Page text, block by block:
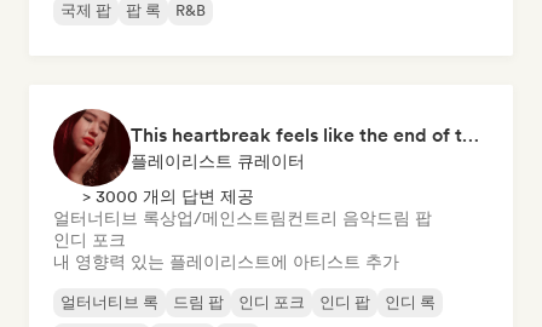
국제 팝
팝 록 R&B
This heartbreak feels like the end of the world
플레이리스트 큐레이터
> 3000 개의 답변 제공
얼터너티브 록상업/메인스트림컨트리 음악드림 팝
인디 포크
내 영향력 있는 플레이리스트에 아티스트 추가
얼터너티브 록 드림 팝 인디 포크 인디 팝
인디 록